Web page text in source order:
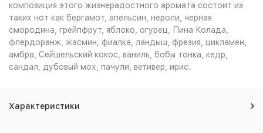
композиция этого жизнерадостного аромата состоит из
таких нот как бергамот, апельсин, нероли, черная
смородина, грейпфрут, яблоко, огурец, Пина Колада,
флердоранж, жасмин, фиалка, ландыш, фрезия, цикламен,
амбра, Сейшельский кокос, ваниль, бобы тонка, кедр,
сандал, дубовый мох, пачули, ветивер, ирис.
Характеристики